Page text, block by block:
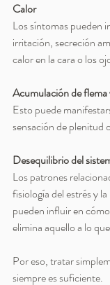
Calor
Los síntomas pueden
irritación, secreción
calor en la cara o los
Acumulación de
Esto puede
sensación de plenitud
Desequilibrio del
Los patrones
fisiología del estrés y
pueden influir en
elimina aquello a lo
Por eso, tratar
siempre es suficiente.